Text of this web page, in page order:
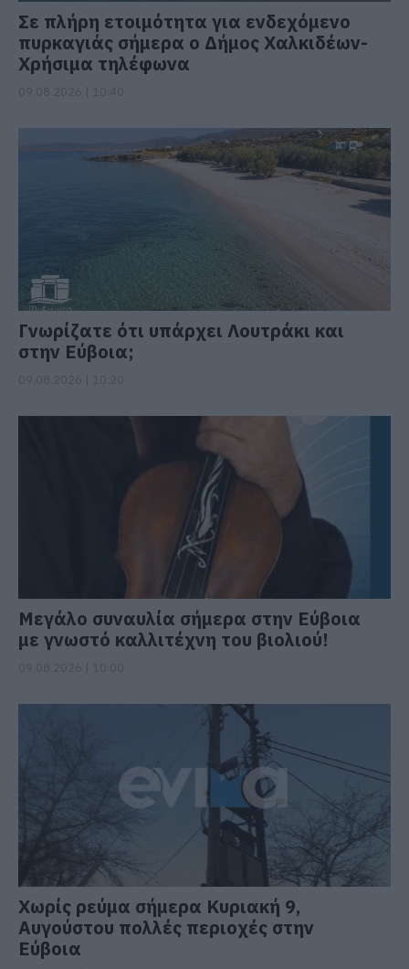
Σε πλήρη ετοιμότητα για ενδεχόμενο
πυρκαγιάς σήμερα ο Δήμος Χαλκιδέων-
Χρήσιμα τηλέφωνα
Γνωρίζατε ότι υπάρχει Λουτράκι και
στην Εύβοια;
Μεγάλο συναυλία σήμερα στην Εύβοια
με γνωστό καλλιτέχνη του βιολιού!
Χωρίς ρεύμα σήμερα Κυριακή 9,
Αυγούστου πολλές περιοχές στην
Εύβοια